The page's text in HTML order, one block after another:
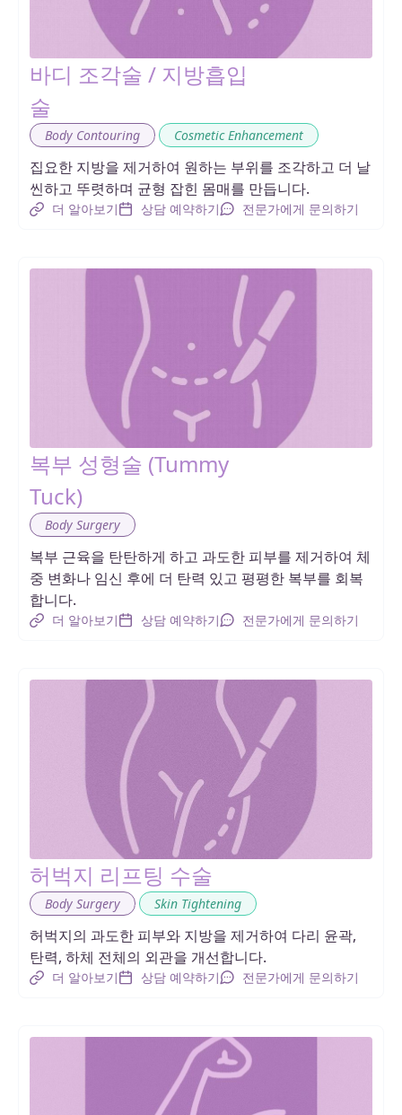
바디 조각술 / 지방흡입
술
Body Contouring Cosmetic Enhancement
집요한 지방을 제거하여 원하는 부위를 조각하고 더 날
씬하고 뚜렷하며 균형 잡힌 몸매를 만듭니다.
더 알아보기 상담 예약하기 전문가에게 문의하기
복부 성형술 (Tummy
Tuck)
Body Surgery
복부 근육을 탄탄하게 하고 과도한 피부를 제거하여 체
중 변화나 임신 후에 더 탄력 있고 평평한 복부를 회복
합니다.
더 알아보기 상담 예약하기 전문가에게 문의하기
허벅지 리프팅 수술
Body Surgery Skin Tightening
허벅지의 과도한 피부와 지방을 제거하여 다리 윤곽,
탄력, 하체 전체의 외관을 개선합니다.
더 알아보기 상담 예약하기 전문가에게 문의하기